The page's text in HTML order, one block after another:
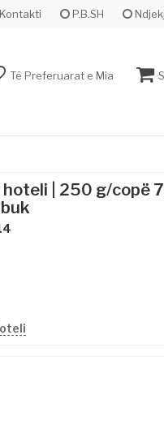
Kontakti P.B.SH
Të Preferuarat e Mia
| 250 g/copë